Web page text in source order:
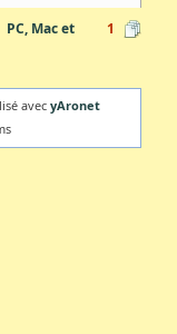
PC, Mac et
1
avecyAronet